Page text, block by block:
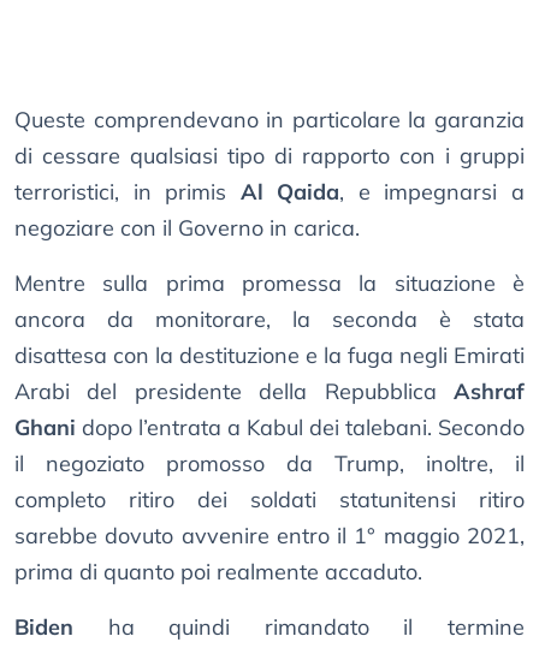
Queste comprendevano in particolare la garanzia
di cessare qualsiasi tipo di rapporto con i gruppi
terroristici, in primis Al Qaida, e impegnarsi a
negoziare con il Governo in carica.
Mentre sulla prima promessa la situazione è
ancora da monitorare, la seconda è stata
disattesa con la destituzione e la fuga negli Emirati
Arabi del presidente della Repubblica Ashraf
Ghani dopo l’entrata a Kabul dei talebani. Secondo
il negoziato promosso da Trump, inoltre, il
completo ritiro dei soldati statunitensi ritiro
sarebbe dovuto avvenire entro il 1° maggio 2021,
prima di quanto poi realmente accaduto.
Biden ha quindi rimandato il termine